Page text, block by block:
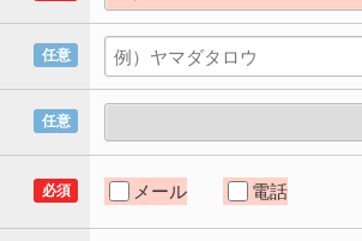
任意
任意
必須 メール 電話